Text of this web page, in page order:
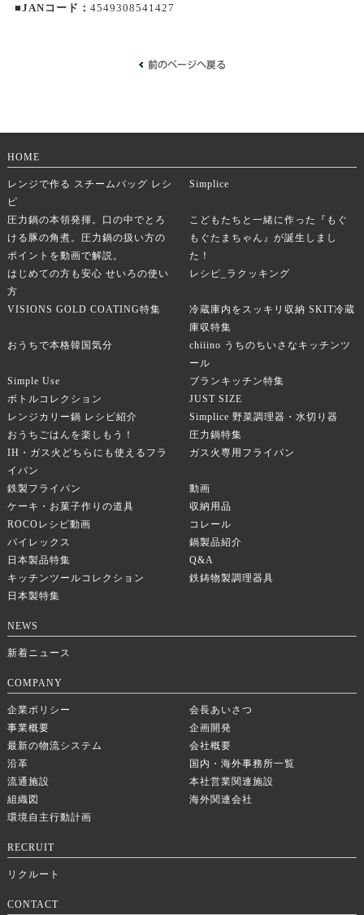
■JANコード： 4549308541427
HOME
レンジで作る スチームバッグ レシ
ピ
Simplice
圧力鍋の本領発揮。口の中でとろ
ける豚の角煮。圧力鍋の扱い方の
ポイントを動画で解説。
こどもたちと一緒に作った『もぐ
もぐたまちゃん』が誕生しまし
た！
はじめての方も安心 せいろの使い
方
レシピ_ラクッキング
VISIONS GOLD COATING特集
冷蔵庫内をスッキリ収納 SKIT冷蔵
庫収特集
おうちで本格韓国気分
chiiino うちのちいさなキッチンツ
ール
Simple Use
ブランキッチン特集
ボトルコレクション
JUST SIZE
レンジカリー鍋 レシピ紹介
Simplice 野菜調理器・水切り器
おうちごはんを楽しもう！
圧力鍋特集
IH・ガス火どちらにも使えるフラ
イパン
ガス火専用フライパン
鉄製フライパン
動画
ケーキ・お菓子作りの道具
収納用品
ROCOレシピ動画
コレール
パイレックス
鍋製品紹介
日本製品特集
Q&A
キッチンツールコレクション
鉄鋳物製調理器具
日本製特集
NEWS
新着ニュース
COMPANY
企業ポリシー
会長あいさつ
事業概要
企画開発
最新の物流システム
会社概要
沿革
国内・海外事務所一覧
流通施設
本社営業関連施設
組織図
海外関連会社
環境自主行動計画
RECRUIT
リクルート
CONTACT